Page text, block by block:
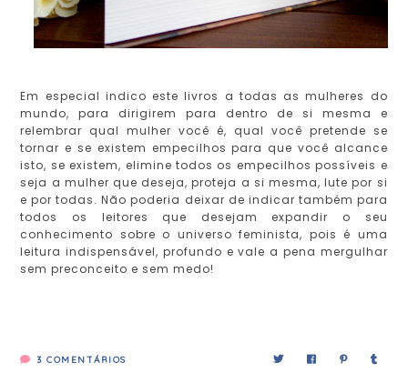
Em especial indico este livros a todas as mulheres do
mundo, para dirigirem para dentro de si mesma e
relembrar qual mulher você é, qual você pretende se
tornar e se existem empecilhos para que você alcance
isto, se existem, elimine todos os empecilhos possíveis e
seja a mulher que deseja, proteja a si mesma, lute por si
e por todas. Não poderia deixar de indicar também para
todos os leitores que desejam expandir o seu
conhecimento sobre o universo feminista, pois é uma
leitura indispensável, profundo e vale a pena mergulhar
sem preconceito e sem medo!
3 COMENTÁRIOS